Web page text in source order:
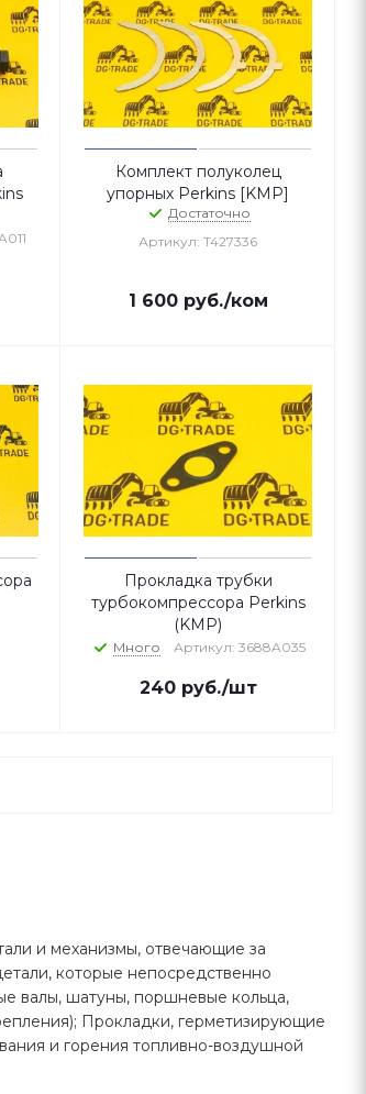
Комплект полуколец
упорных Perkins [KMP]
Достаточно
Артикул: T427336
1 600руб./ком
Прокладка трубки
турбокомпрессора Perkins
(KMP)
Много Артикул: 3688A035
240руб./шт
и механизмы, отвечающие за
которые непосредственно
валы, шатуны, поршневые кольца,
Прокладки, герметизирующие
и горения топливно-воздушной